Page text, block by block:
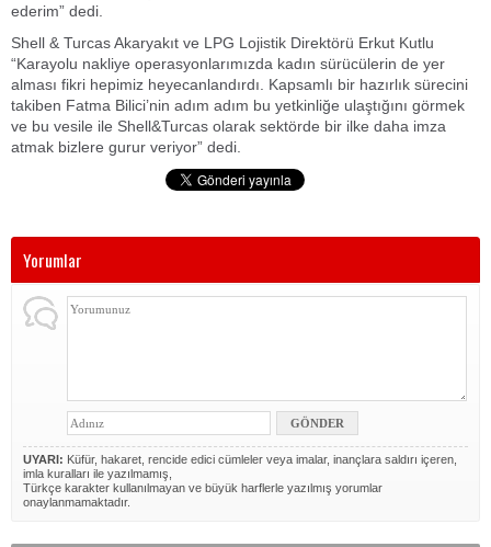
ederim” dedi.
Shell & Turcas Akaryakıt ve LPG Lojistik Direktörü Erkut Kutlu
“Karayolu nakliye operasyonlarımızda kadın sürücülerin de yer
alması fikri hepimiz heyecanlandırdı. Kapsamlı bir hazırlık sürecini
takiben Fatma Bilici’nin adım adım bu yetkinliğe ulaştığını görmek
ve bu vesile ile Shell&Turcas olarak sektörde bir ilke daha imza
atmak bizlere gurur veriyor” dedi.
Yorumlar
UYARI: Küfür, hakaret, rencide edici cümleler veya imalar, inançlara saldırı içeren,
imla kuralları ile yazılmamış,
Türkçe karakter kullanılmayan ve büyük harflerle yazılmış yorumlar
onaylanmamaktadır.